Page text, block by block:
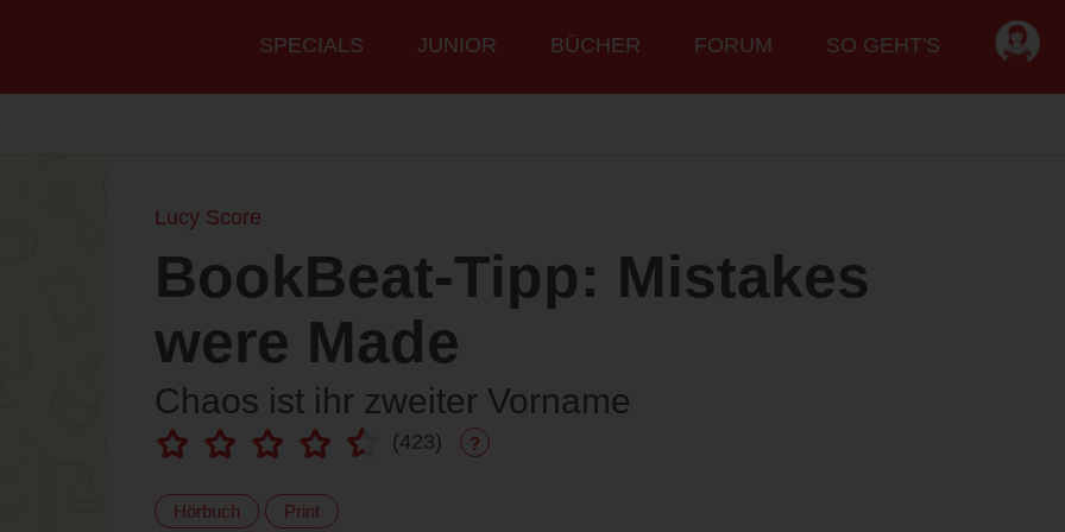
Hauptmenü
SPECIALS JUNIOR BÜCHER FORUM SO GEHT'S
Lucy Score
BookBeat-Tipp: Mistakes
were Made
Chaos ist ihr zweiter Vorname
(423) ?
Hörbuch Print